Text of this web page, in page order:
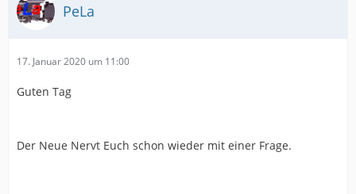
PeLa
17. Januar 2020 um 11:00
Guten Tag
Der Neue Nervt Euch schon wieder mit einer Frage.